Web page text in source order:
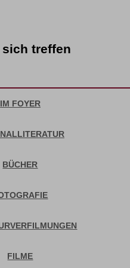
treffen
IM FOYER
BÜCHER
FILME